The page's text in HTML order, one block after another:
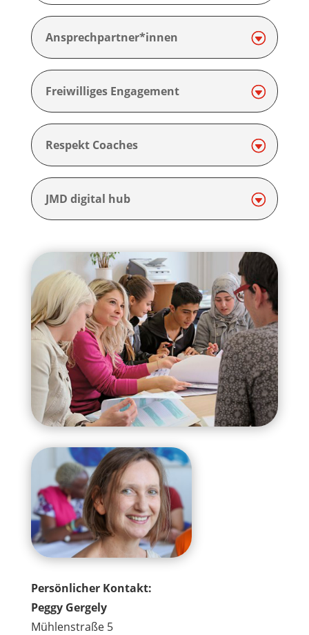
Ansprechpartner*innen
Freiwilliges Engagement
Respekt Coaches
JMD digital hub
Persönlicher Kontakt:
Peggy Gergely
Mühlenstraße 5